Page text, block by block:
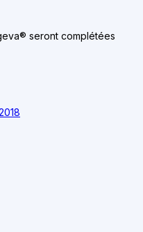
seront complétées